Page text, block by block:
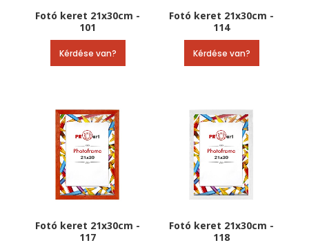
Fotó keret 21x30cm -
101
Kérdése van?
Fotó keret 21x30cm -
114
Kérdése van?
Fotó keret 21x30cm -
117
Fotó keret 21x30cm -
118